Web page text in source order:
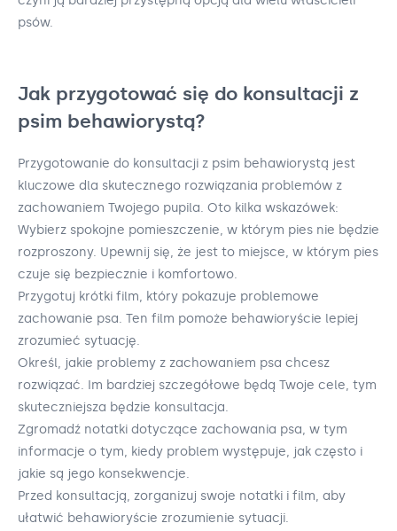
psów.
Jak przygotować się do konsultacji z
psim behawiorystą?
Przygotowanie do konsultacji z psim behawiorystą jest
kluczowe dla skutecznego rozwiązania problemów z
zachowaniem Twojego pupila. Oto kilka wskazówek:
Wybierz spokojne pomieszczenie, w którym pies nie będzie
rozproszony. Upewnij się, że jest to miejsce, w którym pies
czuje się bezpiecznie i komfortowo.
Przygotuj krótki film, który pokazuje problemowe
zachowanie psa. Ten film pomoże behawioryście lepiej
zrozumieć sytuację.
Określ, jakie problemy z zachowaniem psa chcesz
rozwiązać. Im bardziej szczegółowe będą Twoje cele, tym
skuteczniejsza będzie konsultacja.
Zgromadź notatki dotyczące zachowania psa, w tym
informacje o tym, kiedy problem występuje, jak często i
jakie są jego konsekwencje.
Przed konsultacją, zorganizuj swoje notatki i film, aby
ułatwić behawioryście zrozumienie sytuacji.